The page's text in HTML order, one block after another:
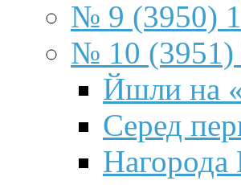
№ 9 (3950)
№ 10 (3951)
Йшли на
Серед
Нагорода